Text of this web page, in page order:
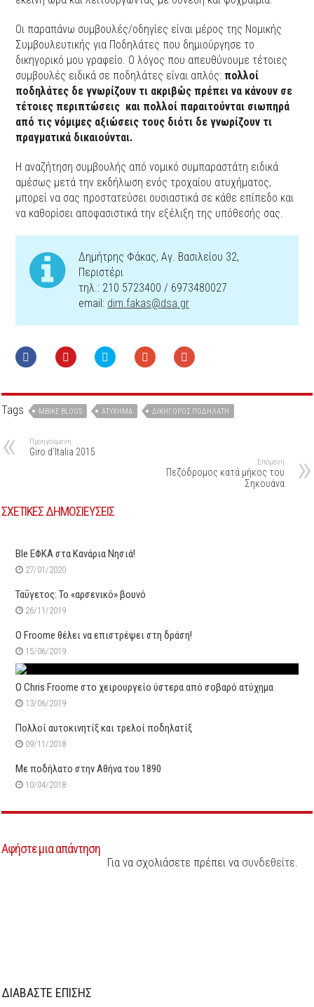
Οι παραπάνω συμβουλές/οδηγίες είναι μέρος της Νομικής
Συμβουλευτικής για Ποδηλάτες που δημιούργησε το
δικηγορικό μου γραφείο. Ο λόγος που απευθύνουμε τέτοιες
συμβουλές ειδικά σε ποδηλάτες είναι απλός:πολλοί
ποδηλάτες δε γνωρίζουν τι ακριβώς πρέπει να κάνουν σε
τέτοιες περιπτώσεις και πολλοί παραιτούνται σιωπηρά
από τις νόμιμες αξιώσεις τους διότι δε γνωρίζουν τι
πραγματικά δικαιούνται.
Η αναζήτηση συμβουλής από νομικό συμπαραστάτη ειδικά
αμέσως μετά την εκδήλωση ενός τροχαίου ατυχήματος,
μπορεί να σας προστατεύσει ουσιαστικά σε κάθε επίπεδο και
να καθορίσει αποφασιστικά την εξέλιξη της υπόθεσής σας.
Δημήτρης Φάκας, Αγ. Βασιλείου 32,
Περιστέρι
τηλ.: 210 5723400 / 6973480027
email: dim.fakas@dsa.gr
Tags MBIKE BLOGS ΑΤΎΧΗΜΑ ΔΙΚΗΓΌΡΟΣ ΠΟΔΗΛΆΤΗ
Προηγούμενη
Giro d’Italia 2015
Επόμενη
Πεζόδρομος κατά μήκος του
Σηκουάνα
ΣΧΕΤΙΚΕΣ ΔΗΜΟΣΙΕΥΣΕΙΣ
Ble ΕΦΚΑ στα Κανάρια Νησιά!
27/01/2020
Ταΰγετος: Το «αρσενικό» βουνό
26/11/2019
Ο Froome θέλει να επιστρέψει στη δράση!
15/06/2019
Ο Chris Froome στο χειρουργείο ύστερα από σοβαρό ατύχημα
13/06/2019
Πολλοί αυτοκινητίξ και τρελοί ποδηλατίξ
09/11/2018
Mε ποδήλατο στην Αθήνα του 1890
10/04/2018
Αφήστε μια απάντηση
Για να σχολιάσετε πρέπει να συνδεθείτε
ΔΙΑΒΑΣΤΕ ΕΠΙΣΗΣ